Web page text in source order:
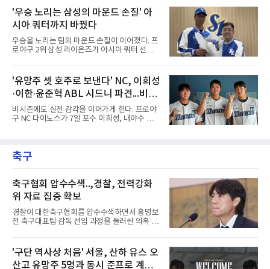
이다. 오랜 기간 메이저리그에서 산전수전을 겪
은 최지만은 해외파 복귀 규
예의 전당 헌액자가 될 것인가?"현재 가장 많이
거론되는 후보군은 선동열, 최동원, 이승엽, 송
진우, 그리고 김응용 감독이다. 한국 야구의 시
대별 상징성과 업적을 고려하면 충분히 설득력
있는 이름들이다.선동열은 한국 야구가 배출한
최고의 투수로 평가받는다. 해태 시절 통산 146
프로야구에서도 성공하며 한국 선수의 해외 진
출 가능성을 보여준 상징적인 존
'우승 노리는 삼성의 마운드 손질' 아
시아 쿼터까지 바꿨다
우승을 노리는 팀의 마운드 손질이 이어졌다. 프
로야구 2위 삼성 라이온즈가 아시아 쿼터 선수
투수 미야지 유라(일본)를 한국야구위원회
(KBO)에 웨이버 공시 요청하고, 일본 출신 투수
미야모리 사토시를 올 시즌 남은 기간 이적료 포
함 총 7만3천달러에 영입했다고 발표했다.미야
모리의 경력은 이렇다. 우완인 그는 2022년 일본
프로야구 라쿠텐 골든이글스에 입단해 2025년
까지 1군에서 69경기 2승 3패 10홀드 1세이브
5승 5패 평균자책점 4.36을 남겼다. 그는 치열하
게 우승 경쟁을 하는 팀에서 뛰게
'유망주 셋 호주로 보낸다' NC, 이희성
·이한·윤준혁 ABL 시드니 파견...비시
즌 실전 경험
비시즌에도 실전 감각을 이어가게 한다. 프로야
구 NC 다이노스가 7일 포수 이희성, 내야수 이
을 소화한 뒤 내년 2월 귀국한다. NC는 비시즌
기간 유망주들에게 실전 경기 경험을 주기 위해
처음이 아니다. NC는 2022년 질롱 코리아,
2023년 브리즈번 밴디츠, 2024년 퍼스 히트 등
매년 ABL 구단에 유망주를 파견해왔다.
축구
축구협회 압수수색..,경찰, 전력강화
위 자료 집중 확보
경찰이 대한축구협회를 압수수색하면서 홍명보
전 축구대표팀 감독 선임 과정을 둘러싼 의혹 규
비판이 홍 전 감독에게 집중됐지만 경찰의 시선
은 다른 곳을 향한다. 성적 부진과 별개로 선임
과정에 부당함이 있었는지가 수사의 본류다.7일
연합뉴스 취재를 종합하면 서울경찰청 광역수사
'구단 역사상 처음' 서울, 산하 유스 오
산고 유망주 5명과 동시 준프로 계